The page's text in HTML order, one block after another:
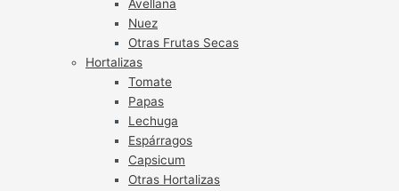
Avellana
Nuez
Otras Frutas Secas
Hortalizas
Tomate
Papas
Lechuga
Espárragos
Capsicum
Otras Hortalizas